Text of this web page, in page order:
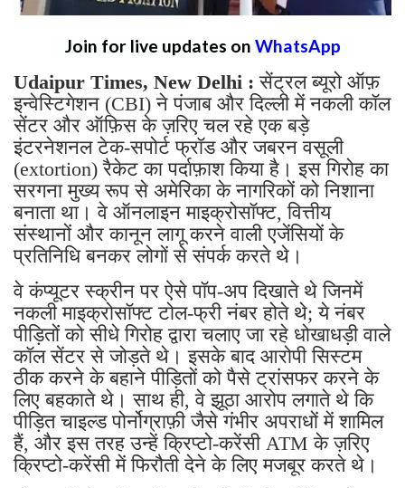
Join for live updates on WhatsApp
Udaipur Times, New Delhi :सेंट्रल ब्यूरो ऑफ़
इन्वेस्टिगेशन (CBI) ने पंजाब और दिल्ली में नकली कॉल
सेंटर और ऑफ़िस के ज़रिए चल रहे एक बड़े
इंटरनेशनल टेक-सपोर्ट फ्रॉड और जबरन वसूली
(extortion) रैकेट का पर्दाफ़ाश किया है। इस गिरोह का
सरगना मुख्य रूप से अमेरिका के नागरिकों को निशाना
बनाता था। वे ऑनलाइन माइक्रोसॉफ्ट, वित्तीय
संस्थानों और कानून लागू करने वाली एजेंसियों के
प्रतिनिधि बनकर लोगों से संपर्क करते थे।
वे कंप्यूटर स्क्रीन पर ऐसे पॉप-अप दिखाते थे जिनमें
नकली माइक्रोसॉफ्ट टोल-फ्री नंबर होते थे; ये नंबर
पीड़ितों को सीधे गिरोह द्वारा चलाए जा रहे धोखाधड़ी वाले
कॉल सेंटर से जोड़ते थे। इसके बाद आरोपी सिस्टम
ठीक करने के बहाने पीड़ितों को पैसे ट्रांसफर करने के
लिए बहकाते थे। साथ ही, वे झूठा आरोप लगाते थे कि
पीड़ित चाइल्ड पोर्नोग्राफ़ी जैसे गंभीर अपराधों में शामिल
हैं, और इस तरह उन्हें क्रिप्टो-करेंसी ATM के ज़रिए
क्रिप्टो-करेंसी में फिरौती देने के लिए मजबूर करते थे।